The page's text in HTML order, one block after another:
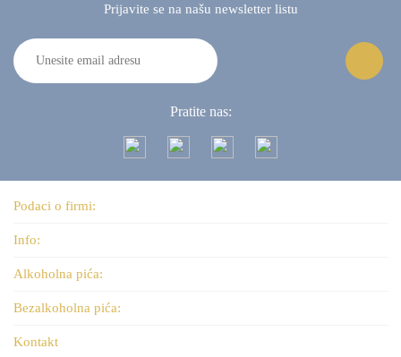
Prijavite se na našu newsletter listu
Pratite nas:
Podaci o firmi:
Info:
Alkoholna pića:
Bezalkoholna pića:
Kontakt